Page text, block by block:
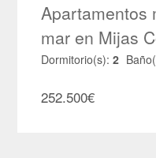
Apartamentos
mar en Mijas
Dormitorio(s): 2
252.500€